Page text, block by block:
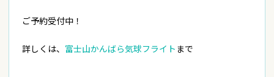
ご予約受付中！
詳しくは、 富士山かんばら気球フライト まで